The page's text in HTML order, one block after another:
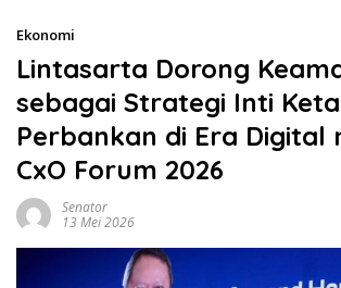
Ekonomi
Lintasarta Dorong
sebagai Strategi Inti
Perbankan di Era Digital
CxO Forum 2026
Senator
13 Mei 2026